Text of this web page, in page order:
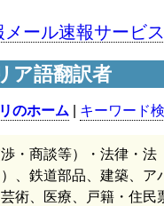
ール速報サービ
ア語翻訳者
のホーム キーワード
・商談等）・法律・法
、鉄道部品、建築、ア
術、医療、戸籍・住民